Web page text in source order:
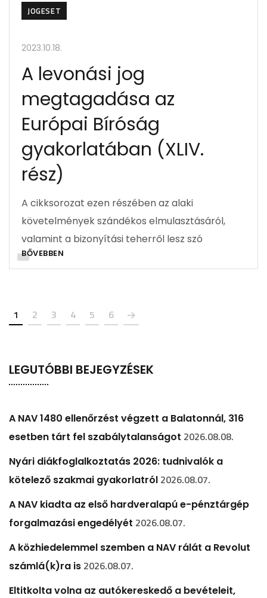
JOGESET
2023.10.18.
A levonási jog
megtagadása az
Európai Bíróság
gyakorlatában (XLIV.
rész)
A cikksorozat ezen részében az alaki
követelmények szándékos elmulasztásáról,
valamint a bizonyítási teherről lesz szó
BŐVEBBEN
1 2 3 4 5 6
LEGUTÓBBI BEJEGYZÉSEK
A NAV 1480 ellenőrzést végzett a Balatonnál, 316
esetben tárt fel szabálytalanságot 2026.08.08.
Nyári diákfoglalkoztatás 2026: tudnivalók a
kötelező szakmai gyakorlatról 2026.08.07.
A NAV kiadta az első hardveralapú e-pénztárgép
forgalmazási engedélyét 2026.08.07.
A közhiedelemmel szemben a NAV rálát a Revolut
számlá(k)ra is 2026.08.07.
Eltitkolta volna az autókereskedő a bevételeit,